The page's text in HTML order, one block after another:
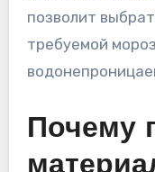
позволит
требуемой
Почему